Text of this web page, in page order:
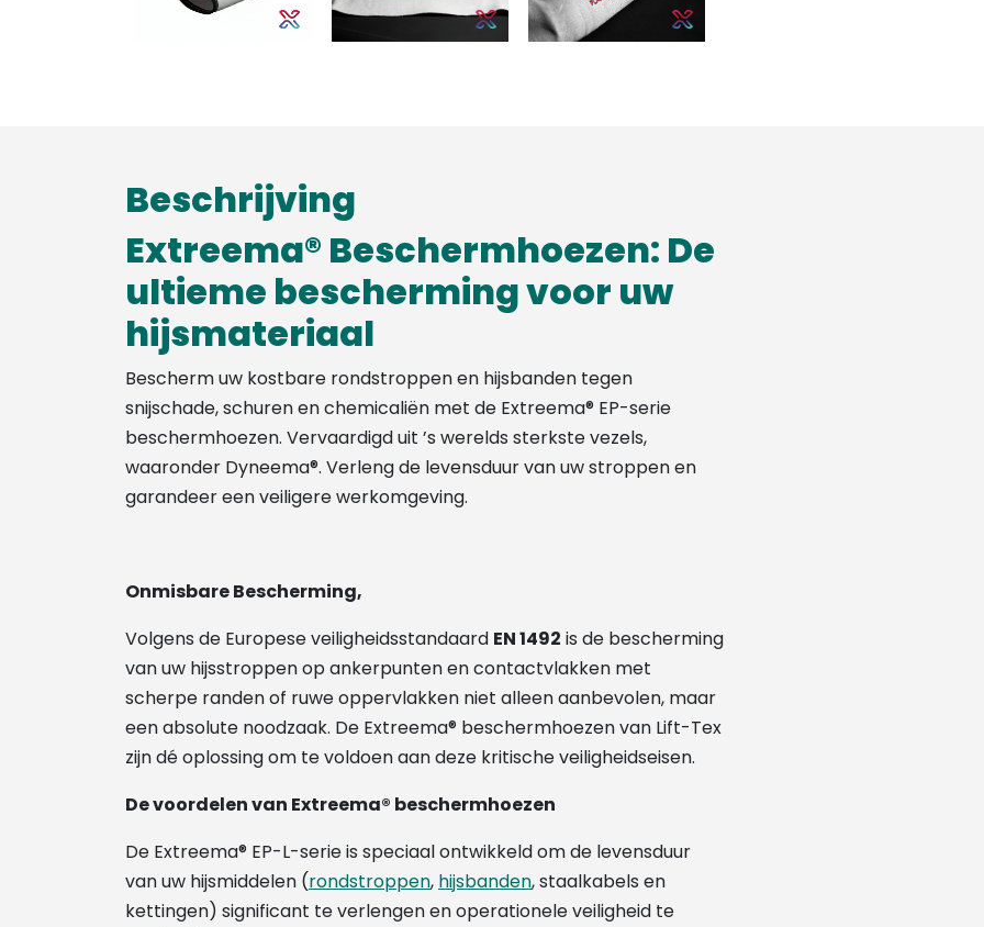
Beschrijving
Extreema® Beschermhoezen: De
ultieme bescherming voor uw
hijsmateriaal
Bescherm uw kostbare rondstroppen en hijsbanden tegen
snijschade, schuren en chemicaliën met de Extreema® EP-serie
beschermhoezen. Vervaardigd uit ’s werelds sterkste vezels,
waaronder Dyneema®. Verleng de levensduur van uw stroppen en
garandeer een veiligere werkomgeving.
Onmisbare Bescherming,
Volgens de Europese veiligheidsstandaard EN 1492 is de bescherming
van uw hijsstroppen op ankerpunten en contactvlakken met
scherpe randen of ruwe oppervlakken niet alleen aanbevolen, maar
een absolute noodzaak. De Extreema® beschermhoezen van Lift-Tex
zijn dé oplossing om te voldoen aan deze kritische veiligheidseisen.
De voordelen van Extreema® beschermhoezen
De Extreema® EP-L-serie is speciaal ontwikkeld om de levensduur
van uw hijsmiddelen (rondstroppen, hijsbanden, staalkabels en
kettingen) significant te verlengen en operationele veiligheid te